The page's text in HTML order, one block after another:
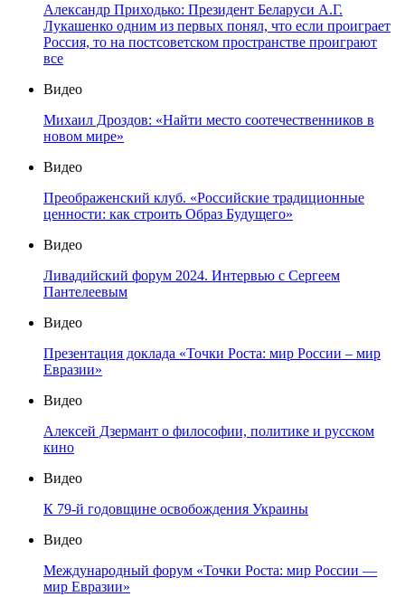
Александр Приходько: Президент Беларуси А.Г.
Лукашенко одним из первых понял, что если проиграет
Россия, то на постсоветском пространстве проиграют
все
Видео
Михаил Дроздов: «Найти место соотечественников в
новом мире»
Видео
Преображенский клуб. «Российские традиционные
ценности: как строить Образ Будущего»
Видео
Ливадийский форум 2024. Интервью с Сергеем
Пантелеевым
Видео
Презентация доклада «Точки Роста: мир России – мир
Евразии»
Видео
Алексей Дзермант о философии, политике и русском
кино
Видео
К 79-й годовщине освобождения Украины
Видео
Международный форум «Точки Роста: мир России —
мир Евразии»